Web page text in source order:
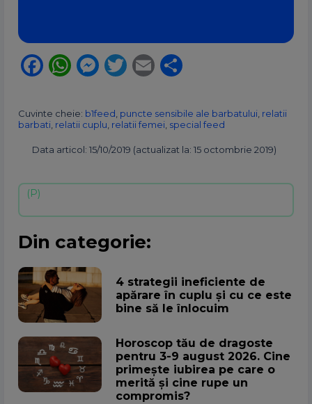
Facebook
WhatsApp
Messenger
Twitter
Email
Cuvinte cheie: b1feed puncte sensibile ale barbatului relatii
barbati relatii cuplu relatii femei special feed
Data articol: 15/10/2019 (actualizat la: 15 octombrie 2019)
Din categorie:
4 strategii ineficiente de
apărare în cuplu și cu ce este
bine să le înlocuim
Horoscop tău de dragoste
pentru 3-9 august 2026. Cine
primește iubirea pe care o
merită și cine rupe un
compromis?